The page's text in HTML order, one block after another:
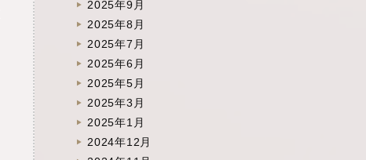
2025年9月
2025年8月
2025年7月
2025年6月
2025年5月
2025年3月
2025年1月
2024年12月